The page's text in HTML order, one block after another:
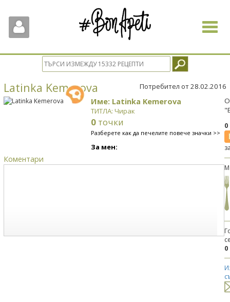
Toggle
Latinka Kemerova Потребител от 28.02.2016
Име: Latinka Kemerova
ТИТЛА: Чирак
0 точки
Разберете как да печелите повече значки >>
За мен:
Коментари
0